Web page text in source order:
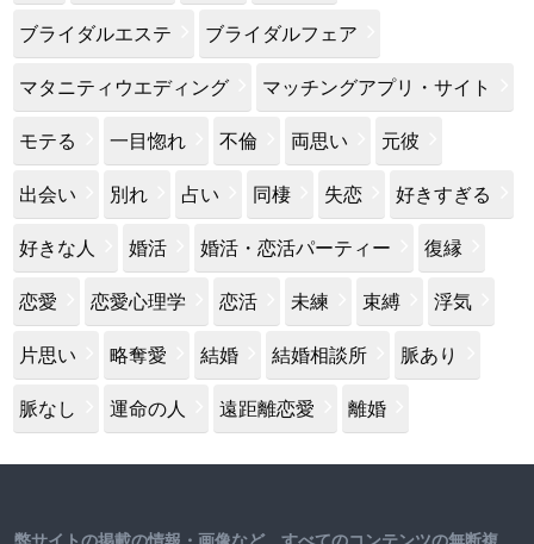
ブライダルエステ ブライダルフェア
マタニティウエディング マッチングアプリ・サイト
モテる 一目惚れ 不倫 両思い 元彼
出会い 別れ 占い 同棲 失恋 好きすぎる
好きな人 婚活 婚活・恋活パーティー 復縁
恋愛 恋愛心理学 恋活 未練 束縛 浮気
片思い 略奪愛 結婚 結婚相談所 脈あり
脈なし 運命の人 遠距離恋愛 離婚
弊サイトの掲載の情報・画像など、すべてのコンテンツの無断複